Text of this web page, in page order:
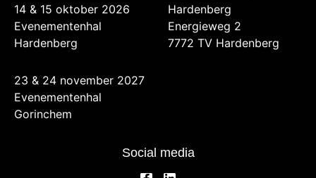
14 & 15 oktober 2026
Evenementenhal
Hardenberg
23 & 24 november 2027
Evenementenhal
Gorinchem
Hardenberg
Energieweg 2
7772 TV Hardenberg
Social media